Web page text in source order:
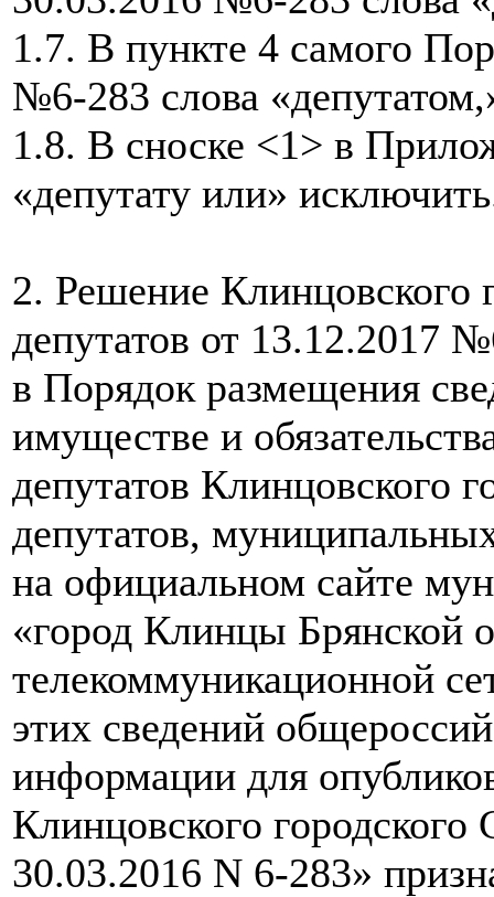
1.7. В пункте 4 самого
№6-283 слова
1.8. В сноске <1> в
«депутату или»
2. Решение Клинцовского
депутатов от 13.12.2017
в Порядок размещения
имуществе и
депутатов Клинцовского
депутатов,
на официальном сайте
«город Клинцы Брянской
телекоммуникационной
этих сведений
информации для
Клинцовского городского
30.03.2016 N 6-283»